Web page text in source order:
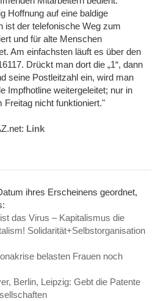
Hoffnung auf eine baldige
ist der telefonische Weg zum
und für alte Menschen
Am einfachsten läuft es über den
Drückt man dort die „1“, dann
seine Postleitzahl ein, wird man
Impfhotline weitergeleitet; nur in
Freitag nicht funktioniert."
Link
ihres Erscheinens geordnet,
das Virus – Kapitalismus die
Solidarität+Selbstorganisation
belasten Frauen noch
Berlin, Leipzig: Gebt die Patente